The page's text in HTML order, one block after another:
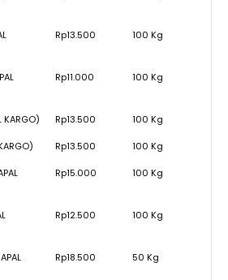
Rp13.500 100 Kg
Rp11.000 100 Kg
KARGO) Rp13.500 100 Kg
Rp13.500 100 Kg
Rp15.000 100 Kg
Rp12.500 100 Kg
Rp18.500 50 Kg